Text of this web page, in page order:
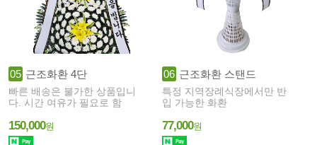
05 근조화환 4단
빠른 배송은 불가한 상품입니
다. 시간 여유가 필요로 함
150,000원
06 근조화환 스탠드
특정 지역장례식장에서만 반
입 가능한 화환
77,000원